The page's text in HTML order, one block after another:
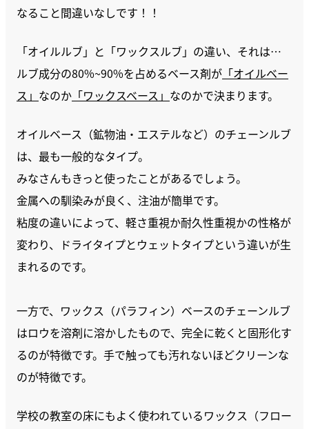
なること間違いなしです！！
「オイルルブ」と「ワックスルブ」の違い、それは…
ルブ成分の80%~90%を占めるベース剤が 「オイルベー
ス」 なのか 「ワックスベース」 なのかで決まります。
オイルベース（鉱物油・エステルなど）のチェーンルブ
は、最も一般的なタイプ。
みなさんもきっと使ったことがあるでしょう。
金属への馴染みが良く、注油が簡単です。
粘度の違いによって、軽さ重視か耐久性重視かの性格が
変わり、ドライタイプとウェットタイプという違いが生
まれるのです。
一方で、ワックス（パラフィン）ベースのチェーンルブ
はロウを溶剤に溶かしたもので、完全に乾くと固形化す
るのが特徴です。手で触っても汚れないほどクリーンな
のが特徴です。
学校の教室の床にもよく使われているワックス（フロー